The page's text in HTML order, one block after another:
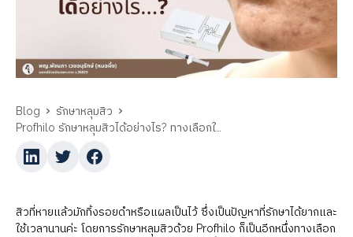
Blog
รักษาหลุมสิว
สิวที่หายแล้วมักทิ้งรอยดำหรือแผลเป็นไว้ ซึ่งเป็นปัญหาที่รักษาได้ยากและ
ใช้เวลานานค่ะ โดยการรักษาหลุมสิวด้วย Profhilo ก็เป็นอีกหนึ่งทางเลือก